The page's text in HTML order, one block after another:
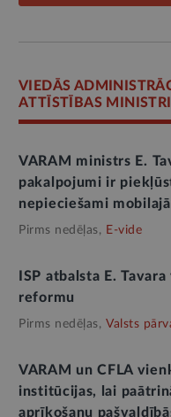
VIEDĀS
ATTĪSTĪBAS
VARAM ministrs E.
pakalpojumi ir
nepieciešami
Pirms nedēļas, E-vide
ISP atbalsta E.
reformu
Pirms nedēļas, Valsts
VARAM un CFLA
institūcijas, lai
aprīkošanu